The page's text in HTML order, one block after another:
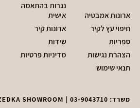
ארונות אמבטיה
נגרות בהתאמה
אישית
חיפוי עץ לקיר
ארונות קיר
ספריות
שידות
הצהרת נגישות
מדיניות פרטיות
תנאי שימוש
משרד: 03-9043710